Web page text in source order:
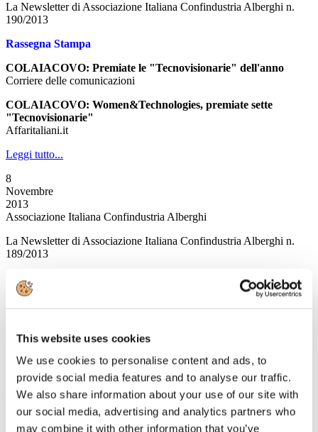
This website uses cookies
We use cookies to personalise content and ads, to
provide social media features and to analyse our traffic.
We also share information about your use of our site with
our social media, advertising and analytics partners who
may combine it with other information that you’ve
La Newsletter di Associazione Italiana Confindustria Alberghi n.
190/2013
Rassegna Stampa
COLAIACOVO: Premiate le "Tecnovisionarie" dell'anno
Corriere delle comunicazioni
COLAIACOVO: Women&Technologies, premiate sette
"Tecnovisionarie"
Affaritaliani.it
Leggi tutto...
8
Novembre
2013
Associazione Italiana Confindustria Alberghi
La Newsletter di Associazione Italiana Confindustria Alberghi n.
189/2013
News
L’ufficio per le politiche del turismo passa dalla Presidenza del
A cura del MiBact
Leggi tutto...
Novembre